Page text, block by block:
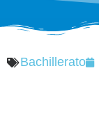
Bachillerato